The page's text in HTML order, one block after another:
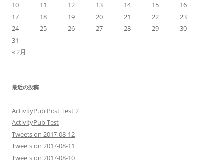
10
11 12 13 14 15
16
17
18 19 20 21 22
23
24
25 26 27 28 29
30
31
« 2月
最近の投稿
ActivityPub Post Test 2
ActivityPub Test
Tweets on 2017-08-12
Tweets on 2017-08-11
Tweets on 2017-08-10